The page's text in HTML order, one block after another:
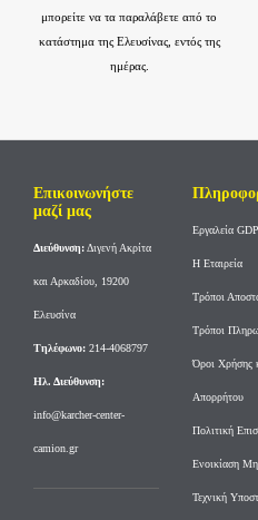
μπορείτε να τα παραλάβετε από το
κατάστημα της Ελευσίνας, εντός της
ημέρας.
Επικοινωνήστε
μαζί μας
Διεύθυνση:Διγενή Ακρίτα
και Αρκαδίου, 19200
Ελευσίνα
Tηλέφωνο: 214-4068797
Ηλ. Διεύθυνση:
info@karcher-center-
camion.gr
Εργαλεία
Η Εταιρεία
Τρόποι
Τρόποι
Όροι Χρήσης
Απορρήτου
Πολιτική
Ενοικίαση
Τεχνική